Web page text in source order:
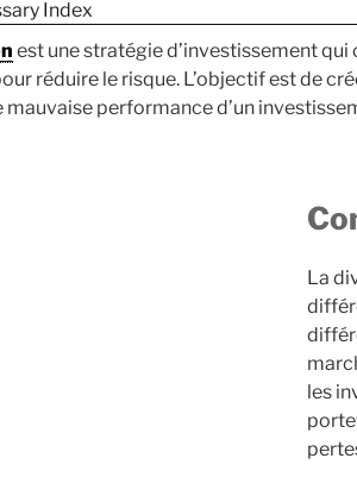
Index
est une stratégie d’investissement
réduire le risque. L’objectif est de
mauvaise performance d’un
La
les